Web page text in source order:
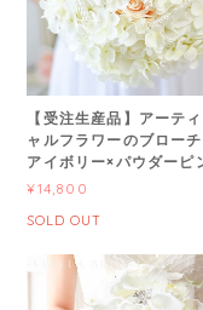
【受注生産品】アーテ
ャルフラワーのブロー
アイボリー×パウダーピ
¥14,800
SOLD OUT